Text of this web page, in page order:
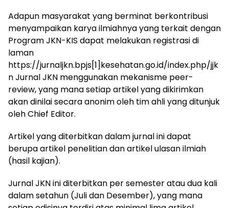
Adapun masyarakat yang berminat berkontribusi
menyampaikan karya ilmiahnya yang terkait dengan
Program JKN-KIS dapat melakukan registrasi di
laman
https://jurnaljkn.bpjs[1]kesehatan.go.id/index.php/jjk
n Jurnal JKN menggunakan mekanisme peer-
review, yang mana setiap artikel yang dikirimkan
akan dinilai secara anonim oleh tim ahli yang ditunjuk
oleh Chief Editor.
Artikel yang diterbitkan dalam jurnal ini dapat
berupa artikel penelitian dan artikel ulasan ilmiah
(hasil kajian).
Jurnal JKN ini diterbitkan per semester atau dua kali
dalam setahun (Juli dan Desember), yang mana